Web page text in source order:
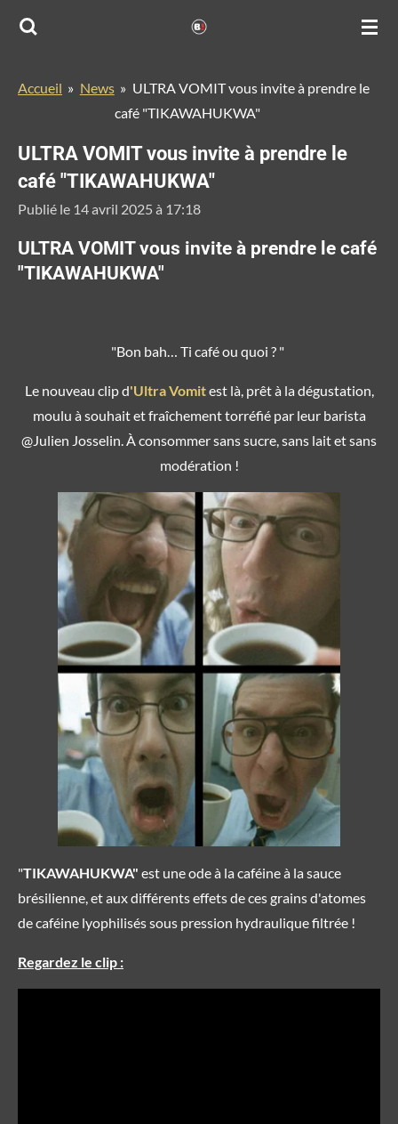
Passer
principal
Accueil » News » ULTRA VOMIT vous invite à prendre le
café "TIKAWAHUKWA"
ULTRA VOMIT vous invite à prendre le
café "TIKAWAHUKWA"
Publié le 14 avril 2025 à 17:18
ULTRA VOMIT vous invite à prendre le café
"TIKAWAHUKWA"
"Bon bah… Ti café ou quoi ? "
Le nouveau clip d'Ultra Vomitest là, prêt à la dégustation,
moulu à souhait et fraîchement torréfié par leur barista
@Julien Josselin. Àconsommer sans sucre, sans lait et sans
modération !
"TIKAWAHUKWA" est une ode à la caféine à la sauce
brésilienne, et aux différents effets de ces grains d'atomes
de caféine lyophilisés sous pression hydraulique filtrée !
Regardez le clip :